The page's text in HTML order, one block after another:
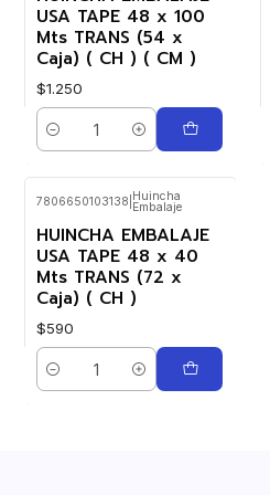
USA TAPE 48 x 100
Mts TRANS (54 x
Caja) ( CH ) ( CM )
$1.250
Cantidad
7806650103138 Huincha
Embalaje
HUINCHA EMBALAJE
USA TAPE 48 x 40
Mts TRANS (72 x
Caja) ( CH )
$590
Cantidad